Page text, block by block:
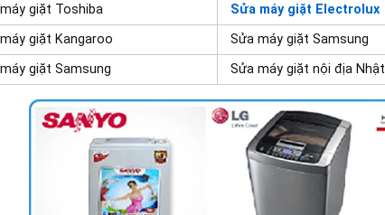
giặt Toshiba
Sửa máy giặt Electrolux
giặt Kangaroo
Sửa máy giặt Samsung
giặt Samsung
Sửa máy giặt nội địa Nhật